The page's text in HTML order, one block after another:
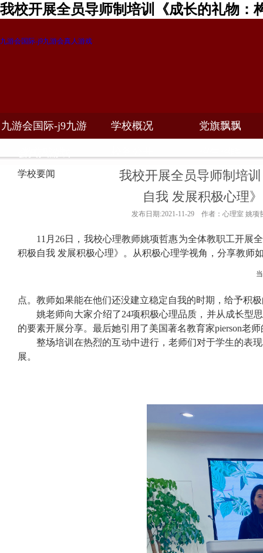
我校开展全员导师制培训《成长的礼物：
九游会国际-j9九游会真人游戏
九游会国际-j9九游 学校概况 党旗飘飘
学校要闻
我校开展全员导师制培
自我 发展积极心理》
发布日期:2021-11-29 作者：心理室 姚项
11 月 26日，我校心理教师姚项哲惠为全体教职工开展
积极自我 发展积极心理》。从积极心理学视角，分享教师
点。教师如果能在他们还没建立稳定自我的时期，给予积
姚老师向大家介绍了24项积极心理品质，并从成长型
的要素开展分享。最后她引用了美国著名教育家pierson老师
整场培训在热烈的互动中进行，老师们对于学生的表
展。